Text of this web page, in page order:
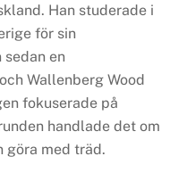
Han studerade i
för sin
sedan en
Wallenberg Wood
fokuserade på
handlade det om
göra med träd.